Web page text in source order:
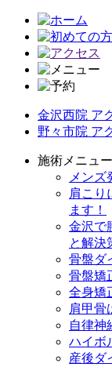
金沢西院 ア
野々市院 ア
施術メニュー
メンズ
肩こり
ます！
金沢で
と解決
骨盤ダ
骨盤矯
全身矯
肩甲骨
自律神
ハイボ
産後ダ